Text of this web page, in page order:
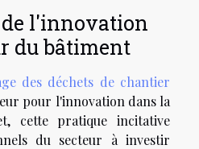
l'innovation
du bâtiment
des déchets de chantier
pour l'innovation dans la
cette pratique incitative
du secteur à investir